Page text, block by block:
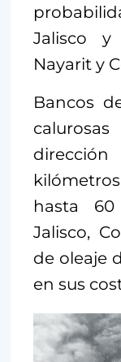
Jalisco y
Nayarit y
Bancos
hasta
Jalisco,
de oleaje
en sus